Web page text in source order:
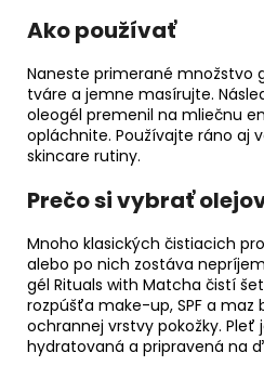
Ako používať
Naneste primerané množstvo
tváre a jemne masírujte.
oleogél premenil na mliečnu
opláchnite. Používajte ráno aj
skincare rutiny.
Prečo si vybrať
Mnoho klasických čistiacich
alebo po nich zostáva
gél Rituals with Matcha čistí
rozpúšťa make-up, SPF a maz
ochrannej vrstvy pokožky. Pleť
hydratovaná a pripravená na